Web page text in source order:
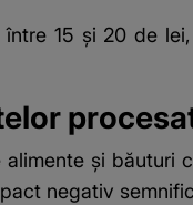
15 și 20 de
și băuturi
negativ